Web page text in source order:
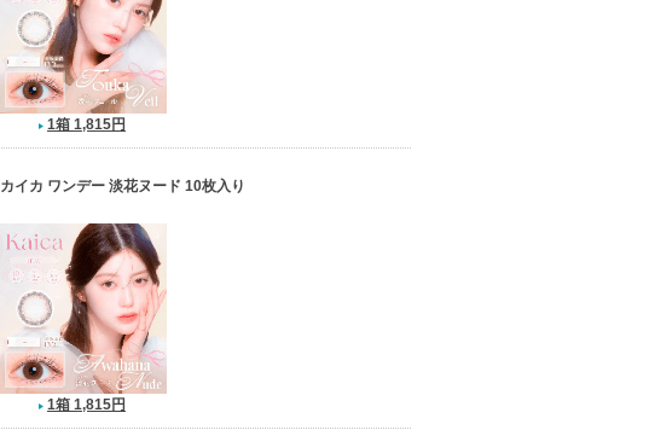
1箱 1,815円
カイカ ワンデー 淡花ヌード 10枚入り
1箱 1,815円